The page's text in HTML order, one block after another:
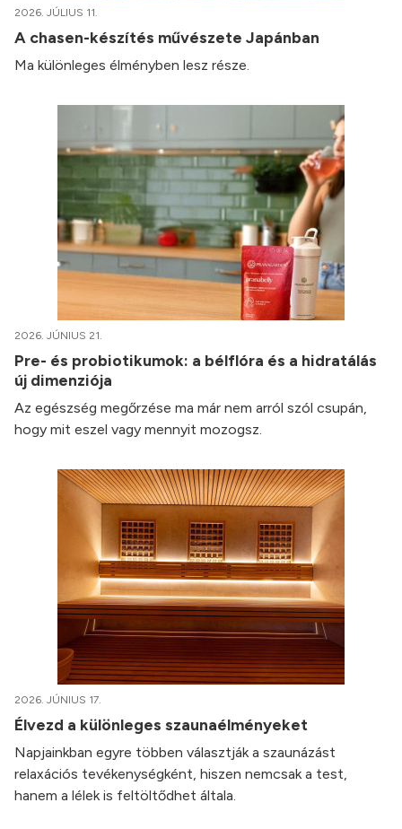
2026. JÚLIUS 11.
A chasen-készítés művészete Japánban
Ma különleges élményben lesz része.
2026. JÚNIUS 21.
Pre- és probiotikumok: a bélflóra és a hidratálás
új dimenziója
Az egészség megőrzése ma már nem arról szól csupán,
hogy mit eszel vagy mennyit mozogsz.
2026. JÚNIUS 17.
Élvezd a különleges szaunaélményeket
Napjainkban egyre többen választják a szaunázást
relaxációs tevékenységként, hiszen nemcsak a test,
hanem a lélek is feltöltődhet általa.